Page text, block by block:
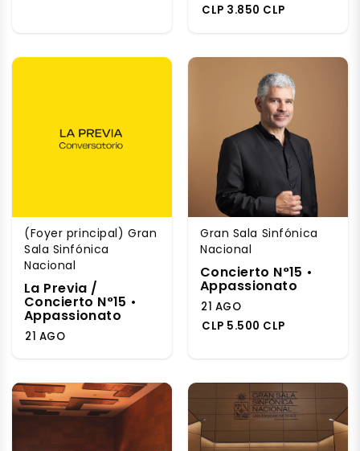
CLP 3.850 CLP
(Foyer principal) Gran
Sala Sinfónica
Nacional
La Previa /
Concierto N°15 •
Appassionato
21 AGO
Gran Sala Sinfónica
Nacional
Concierto N°15 •
Appassionato
21 AGO
CLP 5.500 CLP